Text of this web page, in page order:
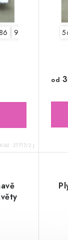
86 92 2.jakost v.68
Kód: 27717/2.J
od